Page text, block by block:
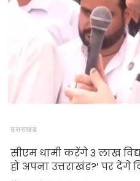
उत्तराखंड
सीएम धामी करेंगे 3 लाख
हो अपना उत्तराखंड?’ पर देंगे